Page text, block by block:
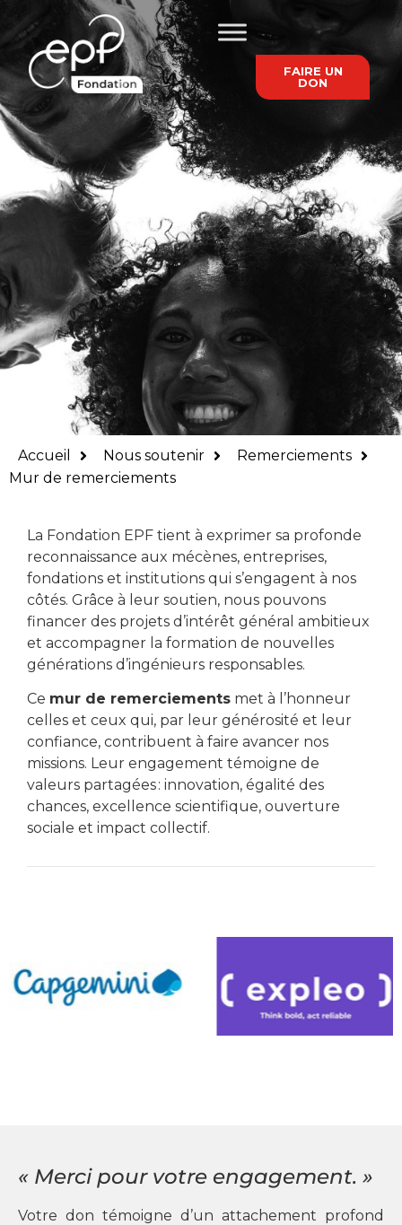
FAIRE UN
DON
Mur de
remerciements
Merci à celles et ceux
qui rendent nos actions
possibles.
Accueil Nous soutenir
Remerciements
Mur de remerciements
La Fondation EPF tient à exprimer sa profonde
reconnaissance aux mécènes, entreprises,
fondations et institutions qui s’engagent à nos
côtés. Grâce à leur soutien, nous pouvons
financer des projets d’intérêt général ambitieux
et accompagner la formation de nouvelles
générations d’ingénieurs responsables.
Ce mur de remerciements met à l’honneur
celles et ceux qui, par leur générosité et leur
confiance, contribuent à faire avancer nos
missions. Leur engagement témoigne de
valeurs partagées : innovation, égalité des
chances, excellence scientifique, ouverture
sociale et impact collectif.
« Merci pour votre engagement. »
Votre don témoigne d’un attachement profond